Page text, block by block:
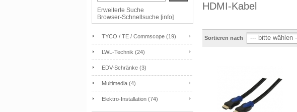
HDMI-Kabel
Sortieren nach
Erweiterte Suche
Browser-Schnellsuche [info]
TYCO / TE / Commscope (19)
LWL-Technik (24)
EDV-Schränke (3)
Multimedia (4)
Elektro-Installation (74)